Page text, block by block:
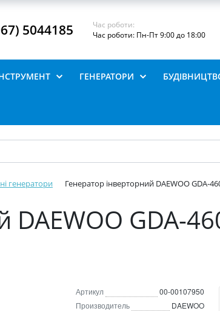
5044185
Час роботи:
Час роботи: Пн-Пт 9:00 до 18:00
ГЕНЕРАТОРИ
генератори Генератор інверторний DAEWOO GDA-
DAEWOO GDA-
Артикул
00-00107950
Производитель
DAEWOO